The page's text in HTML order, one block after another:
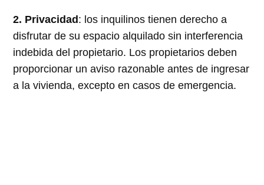
2. Privacidad : los inquilinos tienen derecho a
disfrutar de su espacio alquilado sin interferencia
indebida del propietario. Los propietarios deben
proporcionar un aviso razonable antes de ingresar
a la vivienda, excepto en casos de emergencia.